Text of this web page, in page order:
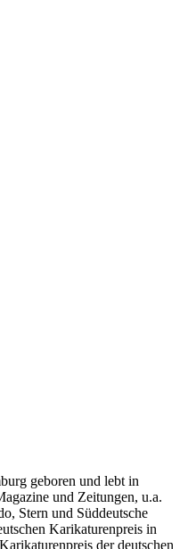
geboren und lebt in
und Zeitungen, u.a.
Stern und Süddeutsche
Karikaturenpreis in
der deutschen